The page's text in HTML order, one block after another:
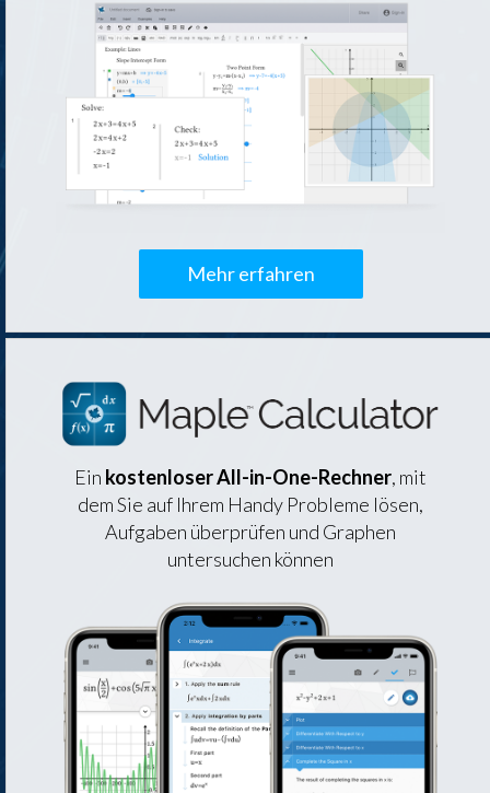
Mehr erfahren
Ein kostenloser All-in-One-Rechner, mit
dem Sie auf Ihrem Handy Probleme lösen,
Aufgaben überprüfen und Graphen
untersuchen können